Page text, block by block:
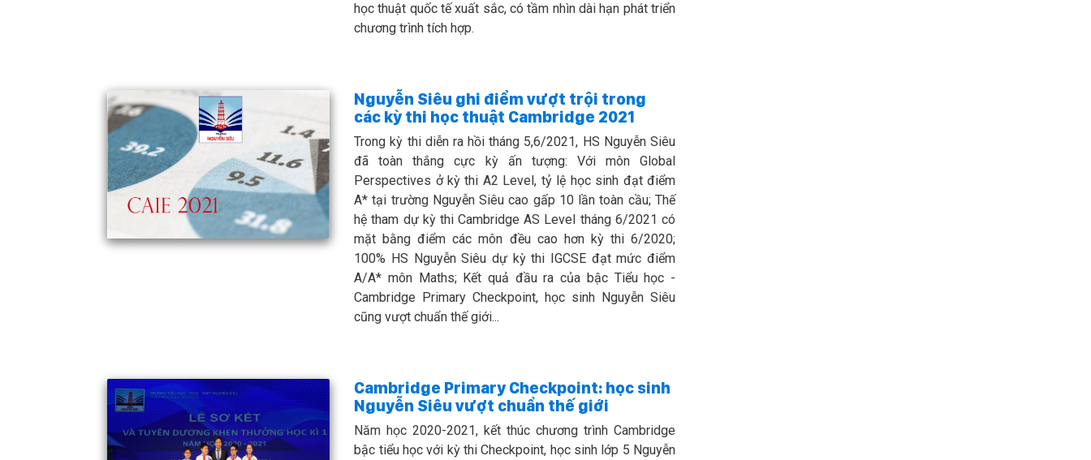
học thuật quốc tế xuất sắc, có tầm nhìn dài hạn phát triển
chương trình tích hợp.
Nguyễn Siêu ghi điểm vượt trội trong
các kỳ thi học thuật Cambridge 2021
Trong kỳ thi diễn ra hồi tháng 5,6/2021, HS Nguyễn Siêu
đã toàn thắng cực kỳ ấn tượng: Với môn Global
Perspectives ở kỳ thi A2 Level, tỷ lệ học sinh đạt điểm
A* tại trường Nguyễn Siêu cao gấp 10 lần toàn cầu; Thế
hệ tham dự kỳ thi Cambridge AS Level tháng 6/2021 có
mặt bằng điểm các môn đều cao hơn kỳ thi 6/2020;
100% HS Nguyễn Siêu dự kỳ thi IGCSE đạt mức điểm
A/A* môn Maths; Kết quả đầu ra của bậc Tiểu học -
Cambridge Primary Checkpoint, học sinh Nguyễn Siêu
cũng vượt chuẩn thế giới...
Cambridge Primary Checkpoint: học sinh
Nguyễn Siêu vượt chuẩn thế giới
Năm học 2020-2021, kết thúc chương trình Cambridge
bậc tiểu học với kỳ thi Checkpoint, học sinh lớp 5 Nguyễn